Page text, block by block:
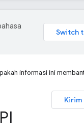
informasi ini
Kirim